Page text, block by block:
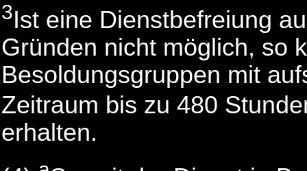
3Ist eine Dienstbefreiung
Gründen nicht möglich, so
Besoldungsgruppen mit
Zeitraum bis zu 480
erhalten.